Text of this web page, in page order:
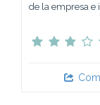
de la empresa e